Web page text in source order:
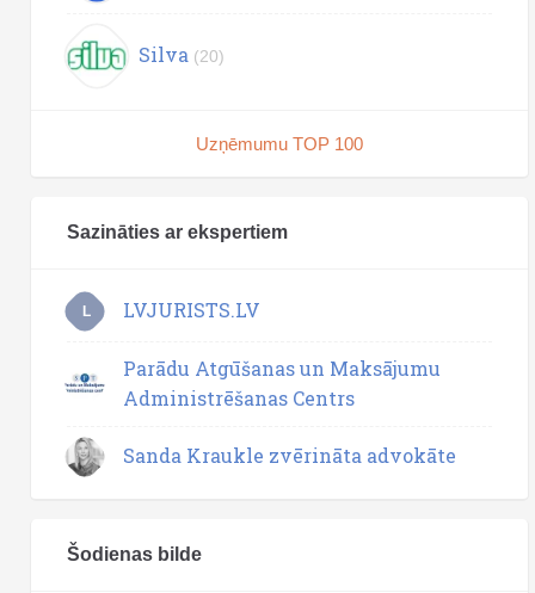
Silva (20)
Uzņēmumu TOP 100
Sazināties ar ekspertiem
L LVJURISTS.LV
Parādu Atgūšanas un Maksājumu
Administrēšanas Centrs
Sanda Kraukle zvērināta advokāte
Šodienas bilde